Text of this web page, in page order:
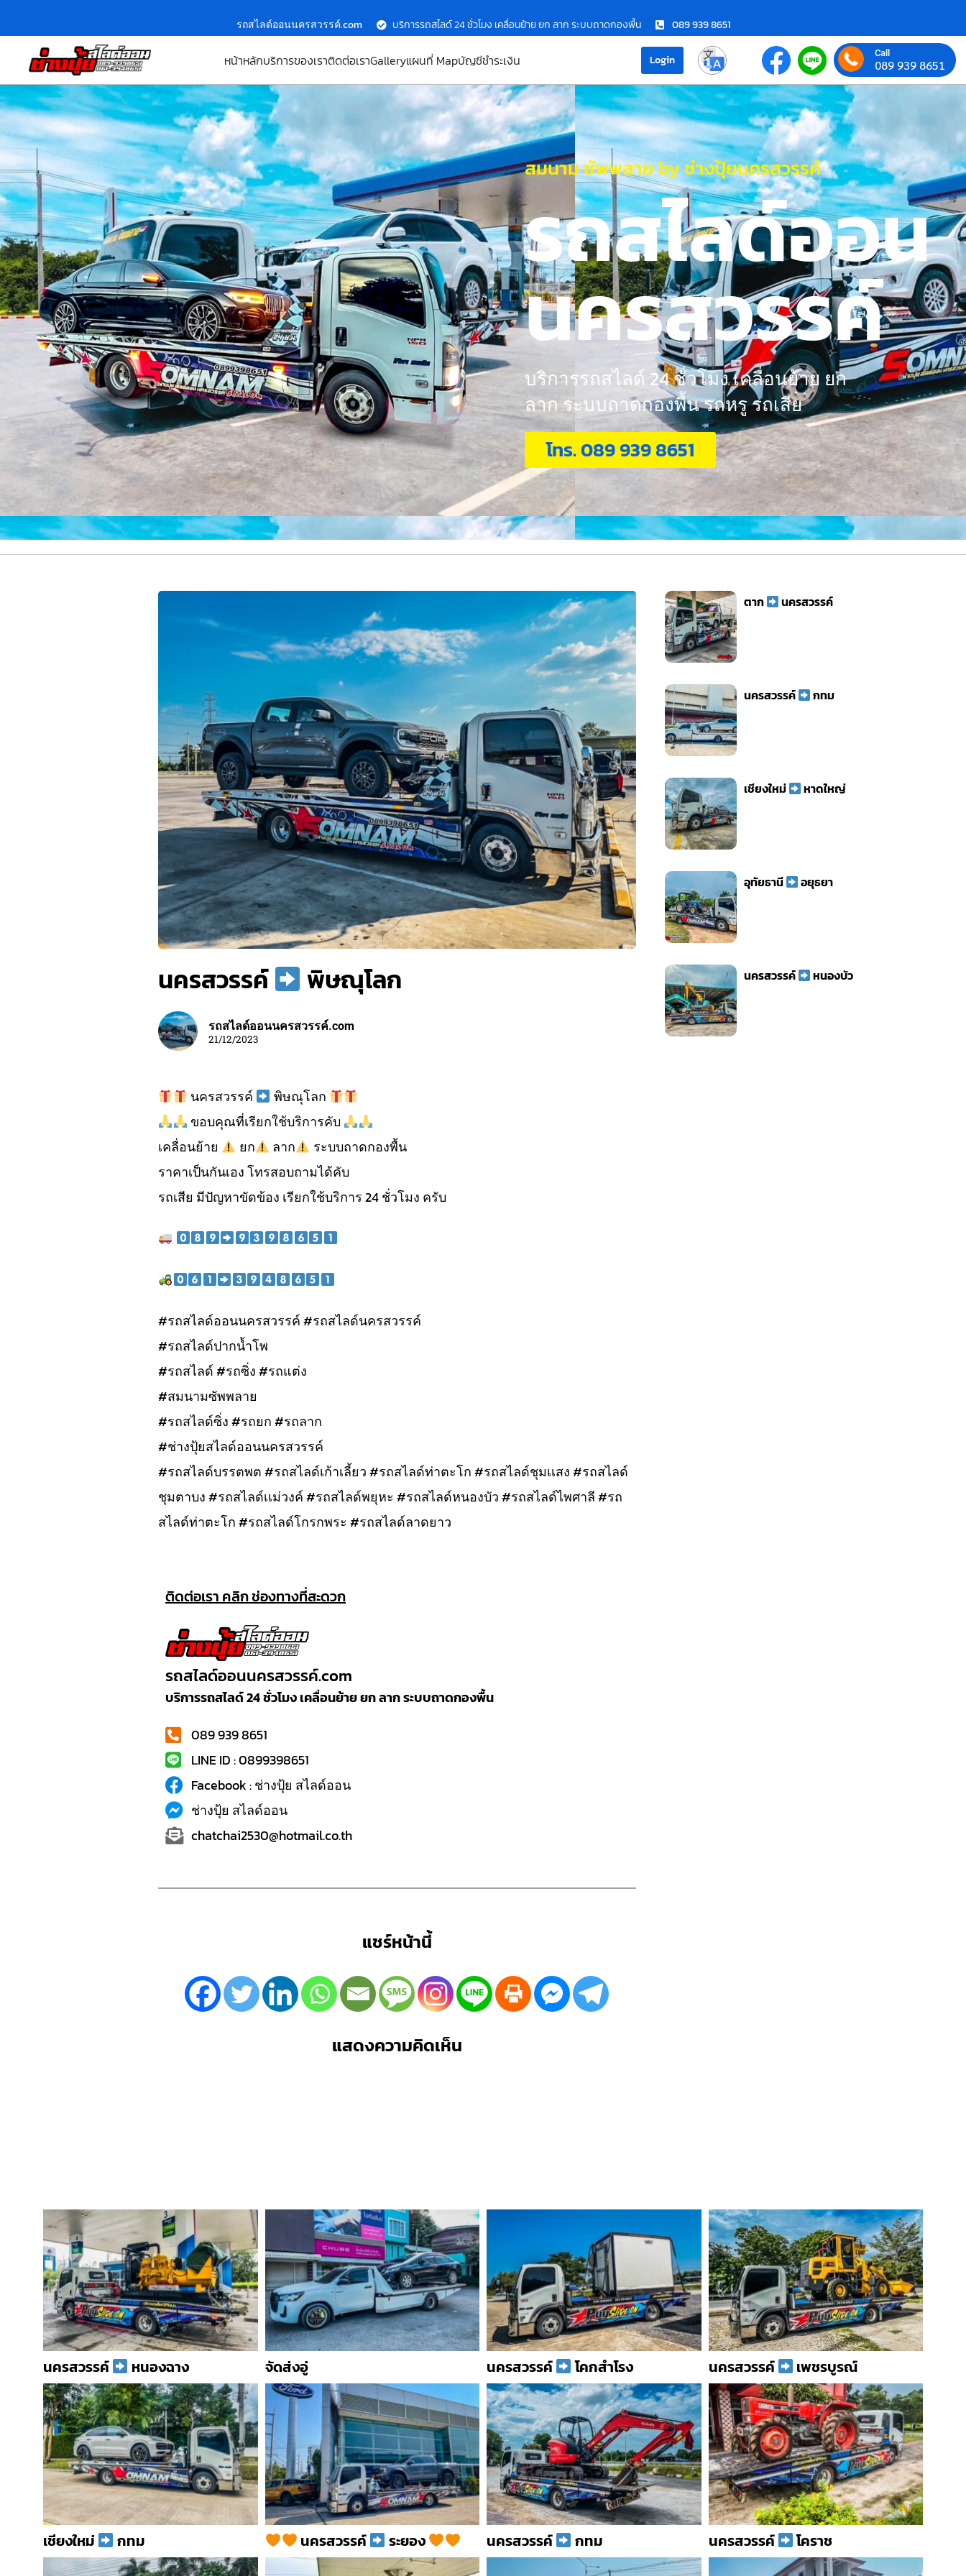
รถสไลด์ออนนครสวรรค์.com บริการรถสไลด์ 24 ชั่วโมง เคลื่อนย้าย ยก ลาก ระบบถาดกองพื้น 089 939 8651
หน้าหลักบริการของเราติดต่อเราGalleryแผนที่ Mapบัญชีชำระเงิน Login Call
089 939 8651
สมนาม ซัพพลาย by ช่างปุ้ยนครสวรรค์
รถสไลด์ออน
นครสวรรค์
บริการรถสไลด์ 24 ชั่วโมง เคลื่อนย้าย ยก
ลาก ระบบถาดกองพื้น รถหรู รถเสีย
โทร. 089 939 8651
นครสวรรค์ พิษณุโลก
รถสไลด์ออนนครสวรรค์.com
21/12/2023
นครสวรรค์
พิษณุโลก
ขอบคุณที่เรียกใช้บริการคับ
เคลื่อนย้าย
ยก ลาก
ระบบถาดกองพื้น
ราคาเป็นกันเอง โทรสอบถามได้คับ
รถเสีย มีปัญหาขัดข้อง เรียกใช้บริการ 24 ชั่วโมง ครับ
#รถสไลด์ออนนครสวรรค์ #รถสไลด์นครสวรรค์
#รถสไลด์ปากน้ำโพ
#รถสไลด์ #รถซิ่ง #รถแต่ง
#สมนามซัพพลาย
#รถสไลด์ซิ่ง #รถยก #รถลาก
#ช่างปุ้ยสไลด์ออนนครสวรรค์
#รถสไลด์บรรตพต #รถสไลด์เก้าเลี้ยว #รถสไลด์ท่าตะโก #รถสไลด์ชุมเเสง #รถสไลด์
ชุมตาบง #รถสไลด์เเม่วงค์ #รถสไลด์พยุหะ #รถสไลด์หนองบัว #รถสไลด์ไพศาลี #รถ
สไลด์ท่าตะโก #รถสไลด์โกรกพระ #รถสไลด์ลาดยาว
ติดต่อเรา คลิก ช่องทางที่สะดวก
รถสไลด์ออนนครสวรรค์.com
บริการรถสไลด์ 24 ชั่วโมง เคลื่อนย้าย ยก ลาก ระบบถาดกองพื้น
089 939 8651
LINE ID : 0899398651
Facebook : ช่างปุ้ย สไลด์ออน
ช่างปุ้ย สไลด์ออน
chatchai2530@hotmail.co.th
แชร์หน้านี้
แสดงความคิดเห็น
ตาก นครสวรรค์
นครสวรรค์ กทม
เชียงใหม่ หาดใหญ่
อุทัยธานี อยุธยา
นครสวรรค์ หนองบัว
นครสวรรค์ หนองฉาง จัดส่งอู่ นครสวรรค์ โคกสำโรง นครสวรรค์ เพชรบูรณ์
เชียงใหม่ กทม นครสวรรค์ ระยอง นครสวรรค์ กทม นครสวรรค์ โคราช